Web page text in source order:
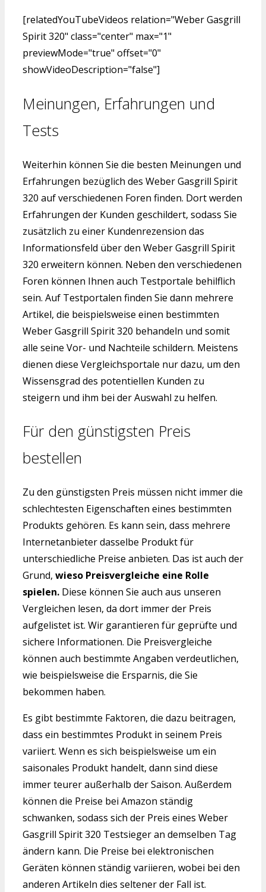
[relatedYouTubeVideos relation="Weber Gasgrill
Spirit 320" class="center" max="1"
previewMode="true" offset="0"
showVideoDescription="false"]
Meinungen, Erfahrungen und
Tests
Weiterhin können Sie die besten Meinungen und
Erfahrungen bezüglich des Weber Gasgrill Spirit
320 auf verschiedenen Foren finden. Dort werden
Erfahrungen der Kunden geschildert, sodass Sie
zusätzlich zu einer Kundenrezension das
Informationsfeld über den Weber Gasgrill Spirit
320 erweitern können. Neben den verschiedenen
Foren können Ihnen auch Testportale behilflich
sein. Auf Testportalen finden Sie dann mehrere
Artikel, die beispielsweise einen bestimmten
Weber Gasgrill Spirit 320 behandeln und somit
alle seine Vor- und Nachteile schildern. Meistens
dienen diese Vergleichsportale nur dazu, um den
Wissensgrad des potentiellen Kunden zu
steigern und ihm bei der Auswahl zu helfen.
Für den günstigsten Preis
bestellen
Zu den günstigsten Preis müssen nicht immer die
schlechtesten Eigenschaften eines bestimmten
Produkts gehören. Es kann sein, dass mehrere
Internetanbieter dasselbe Produkt für
unterschiedliche Preise anbieten. Das ist auch der
Grund, wieso Preisvergleiche eine Rolle
spielen. Diese können Sie auch aus unseren
Vergleichen lesen, da dort immer der Preis
aufgelistet ist. Wir garantieren für geprüfte und
sichere Informationen. Die Preisvergleiche
können auch bestimmte Angaben verdeutlichen,
wie beispielsweise die Ersparnis, die Sie
bekommen haben.
Es gibt bestimmte Faktoren, die dazu beitragen,
dass ein bestimmtes Produkt in seinem Preis
variiert. Wenn es sich beispielsweise um ein
saisonales Produkt handelt, dann sind diese
immer teurer außerhalb der Saison. Außerdem
können die Preise bei Amazon ständig
schwanken, sodass sich der Preis eines Weber
Gasgrill Spirit 320 Testsieger an demselben Tag
ändern kann. Die Preise bei elektronischen
Geräten können ständig variieren, wobei bei den
anderen Artikeln dies seltener der Fall ist.